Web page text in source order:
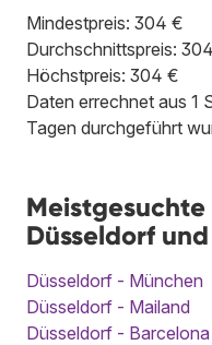
Mindestpreis: 304 €
Durchschnittspreis:
Höchstpreis: 304 €
Daten errechnet aus 1
Tagen durchgeführt
Düsseldorf
Düsseldorf - München
Düsseldorf - Mailand
Düsseldorf - Barcelona